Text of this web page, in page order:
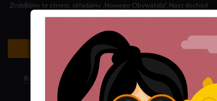
Zrobiliśmy tę stronę, składamy „Nowego Obywatela”. Nasz dochód
Newsletter »
Regulamin sklepu Polityka ciasteczek · Subskrypcja RSS